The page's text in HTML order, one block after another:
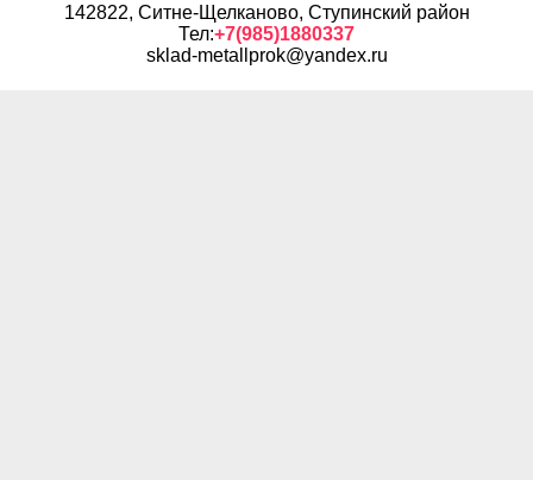
142822, Ситне-Щелканово, Ступинский район
Тел:+7(985)1880337
sklad-metallprok@yandex.ru